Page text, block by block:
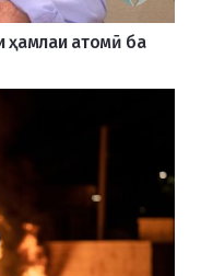
ҳамлаи атомӣ ба